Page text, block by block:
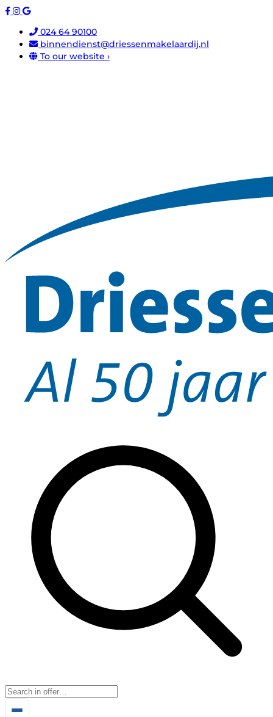
024 64 90100
binnendienst@driessenmakelaardij.nl
To our website ›